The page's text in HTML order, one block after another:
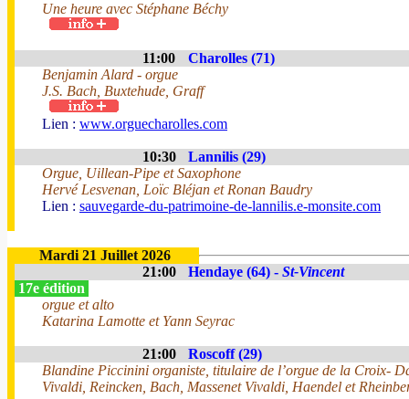
Une heure avec Stéphane Béchy
11:00
Charolles (71)
Benjamin Alard - orgue
J.S. Bach, Buxtehude, Graff
Lien : www.orguecharolles.com
10:30
Lannilis (29)
Orgue, Uillean-Pipe et Saxophone
Hervé Lesvenan, Loïc Bléjan et Ronan Baudry
Lien : sauvegarde-du-patrimoine-de-lannilis.e-monsite.com
Mardi 21 Juillet 2026
21:00
Hendaye (64) - St-Vincent
17e édition
orgue et alto
Katarina Lamotte et Yann Seyrac
21:00
Roscoff (29)
Blandine Piccinini organiste, titulaire de l’orgue de la Croix-
Vivaldi, Reincken, Bach, Massenet Vivaldi, Haendel et